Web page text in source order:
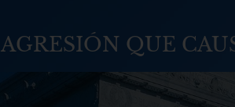
AGRESIÓN QUE